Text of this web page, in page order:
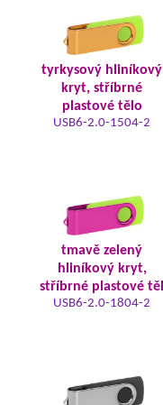
tyrkysový hliníkový
kryt, stříbrné
plastové tělo
USB6-2.0-1504-2
tmavě zelený
hliníkový kryt,
stříbrné plastové těl
USB6-2.0-1804-2